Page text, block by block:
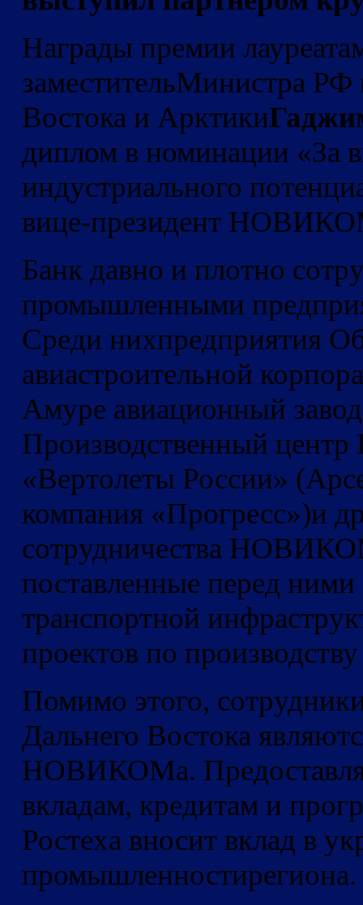
Награды премии
заместительМинистра РФ
Востока и Арктики
диплом в номинации «За
индустриального
вице-президент
Банк давно и плотно
промышленными
Среди нихпредприятия
авиастроительной
Амуре авиационный
Производственный
«Вертолеты России»
компания «Прогресс»)и
сотрудничества
поставленные перед
транспортной
проектов по
Помимо этого,
Дальнего Востока
НОВИКОМа.
вкладам, кредитам и
Ростеха вносит вклад в
промышленностирегиона.